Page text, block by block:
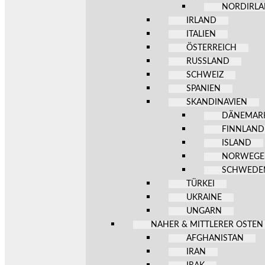
IRLAND
ITALIEN
ÖSTERREICH
RUSSLAND
SCHWEIZ
SPANIEN
SKANDINAVIEN
FINNLAND
ISLAND
TÜRKEI
UKRAINE
UNGARN
NAHER & MITTLERER OSTEN
AFGHANISTAN
IRAN